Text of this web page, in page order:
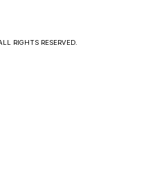
RIGHTS RESERVED.